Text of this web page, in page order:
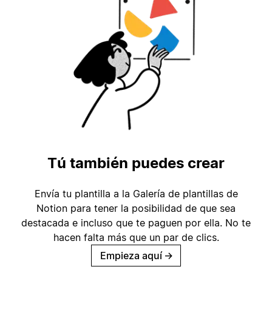
Tú también puedes crear
Envía tu plantilla a la Galería de plantillas de
Notion para tener la posibilidad de que sea
destacada e incluso que te paguen por ella. No te
hacen falta más que un par de clics.
Empieza aquí →